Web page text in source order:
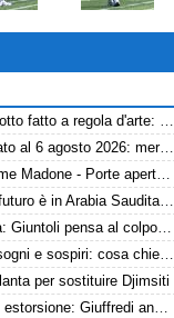
AP Group Mapello - Il cappotto fatto a regola d'arte: qualità certificata ICMQ
Atalanta, il borsino aggiornato al 6 agosto 2026: mercato in entrata ancora in stand-by. Si lavora sulle cessioni
Volti nerazzurri Frana Gomme Madone - Porte aperte alla New Balance Arena: i volti dei tifosi della Dea
Djimsiti saluta Bergamo: il futuro è in Arabia Saudita! Tre milioni e firma biennale
Diao nel mirino dell'Atalanta: Giuntoli pensa al colpo dal Como
TA, la voce dei tifosi - Tra sogni e sospiri: cosa chiedono davvero i tifosi dell'Atalanta
per sostituire Djimsiti
Esposito, il Cagliari parla di estorsione: Giuffredi annuncia denuncia